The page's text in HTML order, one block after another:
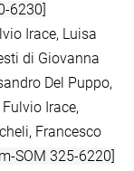
6230]
Irace, Luisa
di Giovanna
Del Puppo,
Irace,
Francesco
SOM 325-6220]